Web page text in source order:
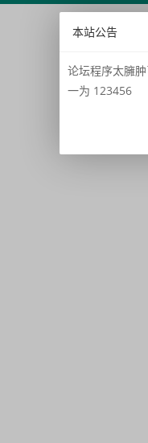
本站公告
论坛程序太臃
一为 123456